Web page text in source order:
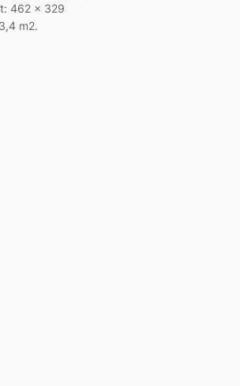
462 x 329
m2.